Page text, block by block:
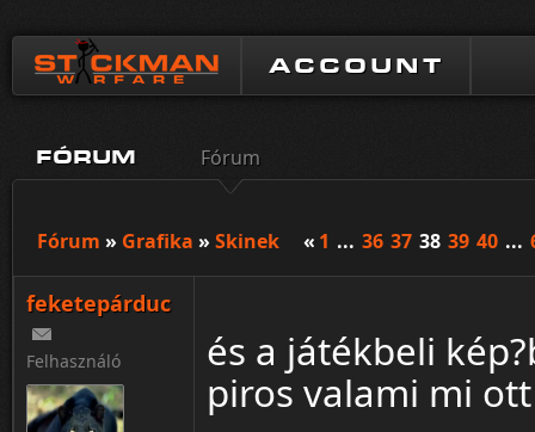
ACCOUNT
FÓRUM Fórum
Fórum » Grafika » Skinek « 1 ... 36 37 38 39 40 ...
feketepárduc
Felhasználó
és a játékbeli
piros valami mi